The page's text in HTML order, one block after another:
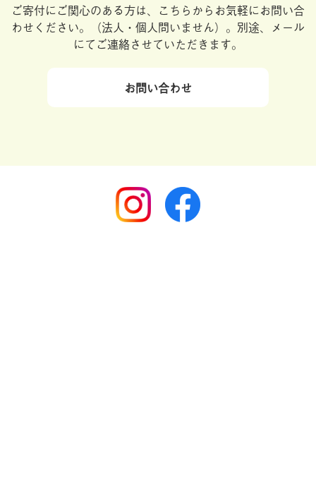
ご寄付にご関心のある方は、こちらからお気軽にお問い合
わせください。
（法人・個人問いません）。別途、メール
にてご連絡させていただきます。
お問い合わせ